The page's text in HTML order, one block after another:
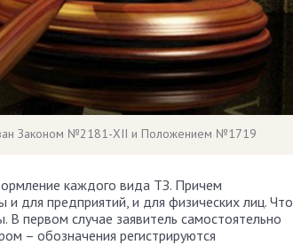
Законом №2181-XII и Положением №1719
каждого вида ТЗ. Причем
для предприятий, и для физических лиц. Что
первом случае заявитель самостоятельно
– обозначения регистрируются